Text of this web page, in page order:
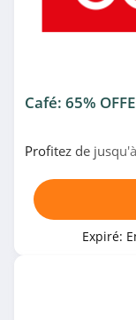
Café: 65%
Profitez de
plus!
Expiré: